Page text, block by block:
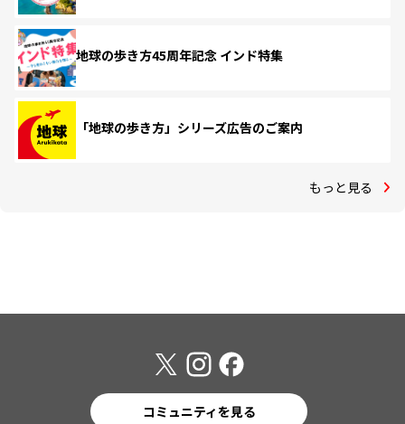
地球の歩き方45周年記念 インド特集
「地球の歩き方」シリーズ広告のご案内
もっと見る
コミュニティを見る